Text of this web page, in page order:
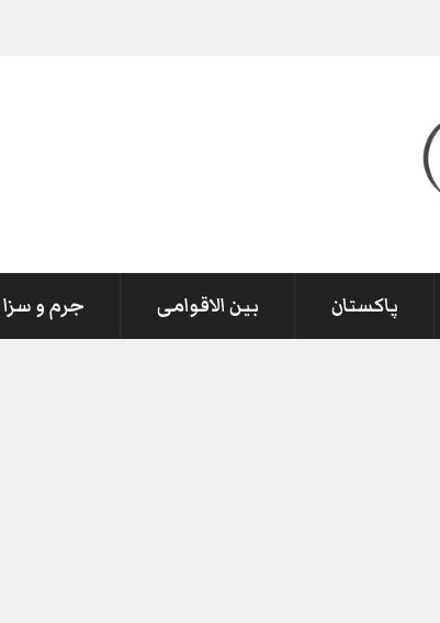
پاکستان بین الاقوامی جرم و سزا